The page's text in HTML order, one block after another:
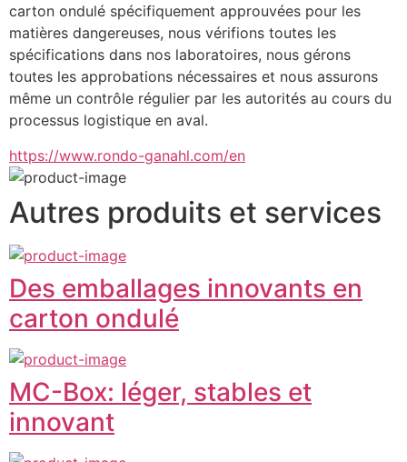
carton ondulé spécifiquement approuvées pour les
matières dangereuses, nous vérifions toutes les
spécifications dans nos laboratoires, nous gérons
toutes les approbations nécessaires et nous assurons
même un contrôle régulier par les autorités au cours du
processus logistique en aval.
https://www.rondo-ganahl.com/en
Autres produits et services
Des emballages innovants en
carton ondulé
MC-Box: léger, stables et
innovant